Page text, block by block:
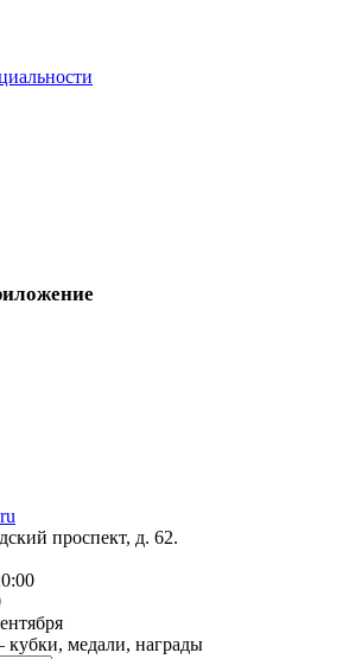
проспект, д. 62.
медали, награды